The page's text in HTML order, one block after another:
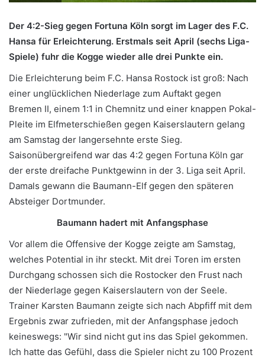
Der 4:2-Sieg gegen Fortuna Köln sorgt im Lager des F.C.
Hansa für Erleichterung. Erstmals seit April (sechs Liga-
Spiele) fuhr die Kogge wieder alle drei Punkte ein.
Die Erleichterung beim F.C. Hansa Rostock ist groß: Nach
einer unglücklichen Niederlage zum Auftakt gegen
Bremen II, einem 1:1 in Chemnitz und einer knappen Pokal-
Pleite im Elfmeterschießen gegen Kaiserslautern gelang
am Samstag der langersehnte erste Sieg.
Saisonübergreifend war das 4:2 gegen Fortuna Köln gar
der erste dreifache Punktgewinn in der 3. Liga seit April.
Damals gewann die Baumann-Elf gegen den späteren
Absteiger Dortmunder.
Baumann hadert mit Anfangsphase
Vor allem die Offensive der Kogge zeigte am Samstag,
welches Potential in ihr steckt. Mit drei Toren im ersten
Durchgang schossen sich die Rostocker den Frust nach
der Niederlage gegen Kaiserslautern von der Seele.
Trainer Karsten Baumann zeigte sich nach Abpfiff mit dem
Ergebnis zwar zufrieden, mit der Anfangsphase jedoch
keineswegs: "Wir sind nicht gut ins das Spiel gekommen.
Ich hatte das Gefühl, dass die Spieler nicht zu 100 Prozent